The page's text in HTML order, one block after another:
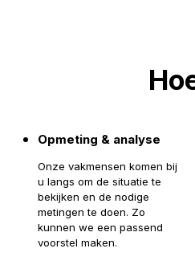
Opmeting & analyse
Onze vakmensen komen bij
u langs om de situatie te
bekijken en de nodige
metingen te doen. Zo
kunnen we een passend
voorstel maken.